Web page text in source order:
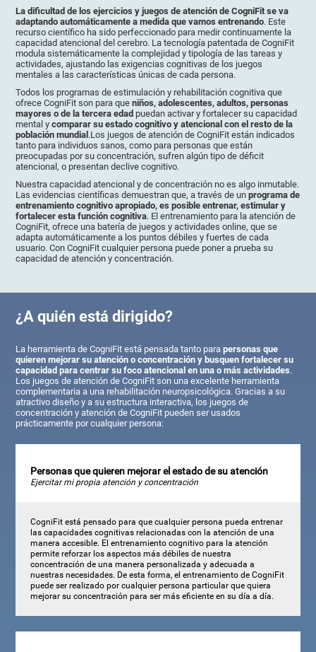
La dificultad de los ejercicios y juegos de atención de CogniFit se va
adaptando automáticamente a medida que vamos entrenando. Este
recurso científico ha sido perfeccionado para medir continuamente la
capacidad atencional del cerebro. La tecnología patentada de CogniFit
modula sistemáticamente la complejidad y tipología de las tareas y
actividades, ajustando las exigencias cognitivas de los juegos
mentales a las características únicas de cada persona.
Todos los programas de estimulación y rehabilitación cognitiva que
ofrece CogniFit son para queniños, adolescentes, adultos, personas
mayores o de la tercera edad puedan activar y fortalecer su capacidad
mental ycomparar su estado cognitivo y atencional con el resto de la
población mundial .Los juegos de atención de CogniFit están indicados
tanto para individuos sanos, como para personas que están
preocupadas por su concentración, sufren algún tipo de déficit
atencional, o presentan declive cognitivo.
Nuestra capacidad atencional y de concentración no es algo inmutable.
Las evidencias científicas demuestran que, a través de unprograma de
entrenamiento cognitivo apropiado, es posible entrenar, estimular y
fortalecer esta función cognitiva. El entrenamiento para la atención de
CogniFit, ofrece una batería de juegos y actividades online, que se
adapta automáticamente a los puntos débiles y fuertes de cada
usuario. Con CogniFit cualquier persona puede poner a prueba su
capacidad de atención y concentración.
¿A quién está dirigido?
La herramienta de CogniFit está pensada tanto parapersonas que
quieren mejorar su atención o concentración y busquen fortalecer su
capacidad para centrar su foco atencional en una o más actividades.
Los juegos de atención de CogniFit son una excelente herramienta
complementaria a una rehabilitación neuropsicológica. Gracias a su
atractivo diseño y a su estructura interactiva, los juegos de
concentración y atención de CogniFit pueden ser usados
prácticamente por cualquier persona:
Personas que quieren mejorar el estado de su atención
Ejercitar mi propia atención y concentración
CogniFit está pensado para que cualquier persona pueda entrenar
las capacidades cognitivas relacionadas con la atención de una
manera accesible. El entrenamiento cognitivo para la atención
permite reforzar los aspectos más débiles de nuestra
concentración de una manera personalizada y adecuada a
nuestras necesidades. De esta forma, el entrenamiento de CogniFit
puede ser realizado por cualquier persona particular que quiera
mejorar su concentración para ser más eficiente en su día a día.